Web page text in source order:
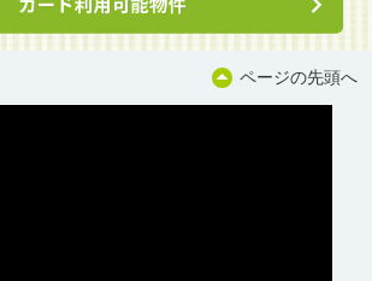
ページの先頭へ